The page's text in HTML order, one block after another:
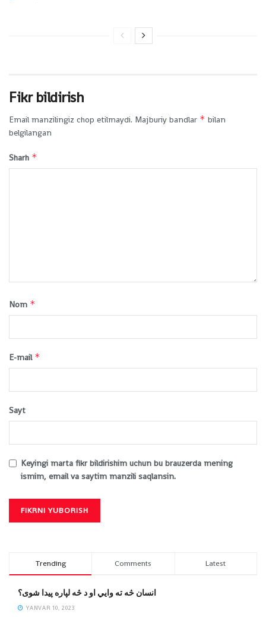
Fikr bildirish
Email manzilingiz chop etilmaydi. Majburiy bandlar * bilan
belgilangan
Sharh *
Nom *
E-mail *
Sayt
Keyingi marta fikr bildirishim uchun bu brauzerda mening
ismim, email va saytim manzili saqlansin.
Trending Comments Latest
انسان څه ته وایي او د څه لپاره پیدا شوی؟
YANVAR 10, 2023